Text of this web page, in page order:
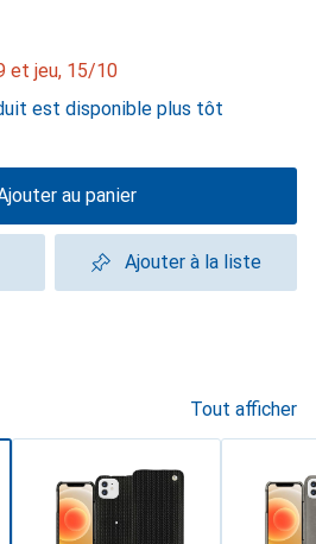
et jeu, 15/10
est disponible plus tôt
au panier
Ajouter à la liste
Tout afficher